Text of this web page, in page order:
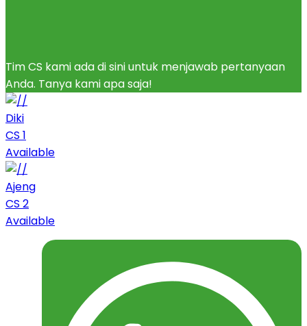
Tim CS kami ada di sini untuk menjawab pertanyaan
Anda. Tanya kami apa saja!
Diki
CS 1
Available
Ajeng
CS 2
Available